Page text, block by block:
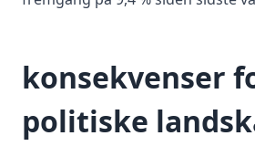
konsekvenser
politiske